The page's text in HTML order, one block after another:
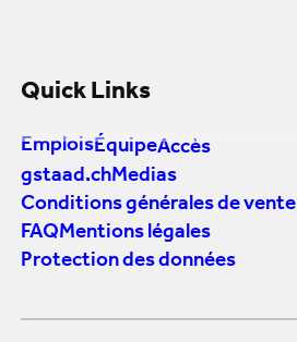
Quick Links
EmploisÉquipeAccès
gstaad.chMedias
Conditions générales de vente
FAQMentions légales
Protection des données